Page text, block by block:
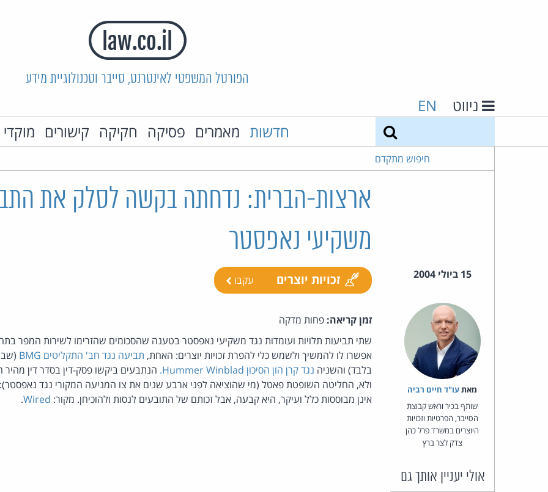
הפורטל המשפטי לאינטרנט, סייבר וטכנולוגיית מידע
ניווט EN
חדשות מאמרים פסיקה חקיקה קישורים
חיפוש מתקדם
ארצות-הברית: נדחתה בקשה לסלק את
משקיעי נאפסטר
15 ביולי 2004 זכויות יוצרים עקבו
מאת‏עו"ד חיים רביה
שותף בכיר וראש קבוצת
הסייבר, הפרטיות וזכויות
היוצרים במשרד פרל כהן
צדק לצר ברץ
אולי יעניין אותך גם
זמן קריאה: פחות מדקה
אפשרו לו להמשיך ולשמש כלי להפרת זכויות יוצרים: האחת, תביעה נגד חב' התקליטים BMG
בלבד) והשניה נגד קרן הון הסיכון Hummer Winblad.
הנתבעים ביקשו פסק-דין בסדר דין
ולא, החליטה השופטת פאטל (מי שהוציאה לפני ארבע שנים את צו המניעה המקורי נגד
אינן מבוססות כלל ועיקר, היא קבעה, אבל זכותם של התובעים לנסות ולהוכיחן. מקור: Wired
.